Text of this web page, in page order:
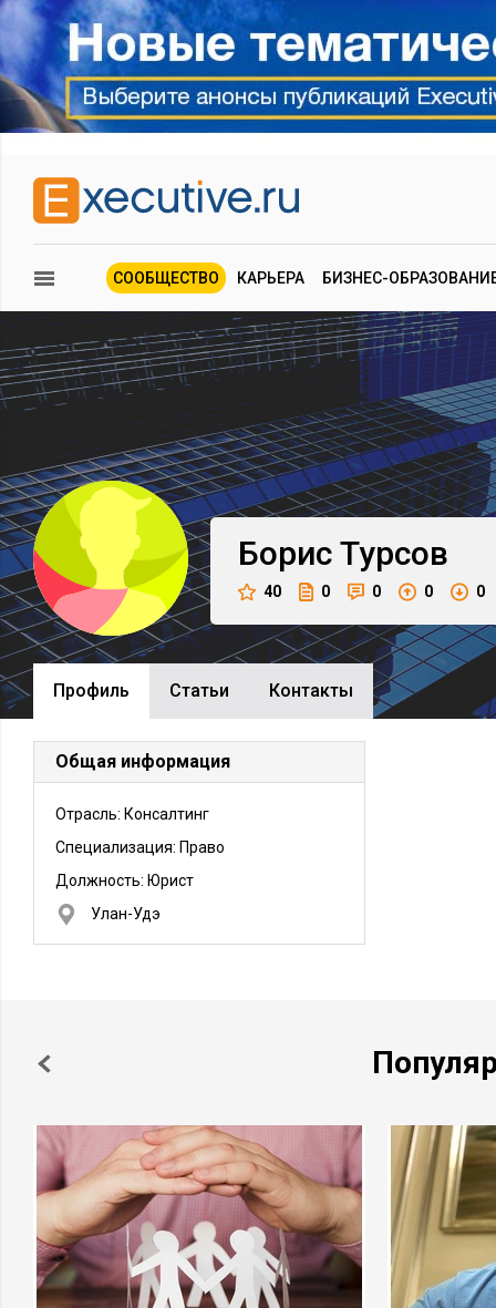
СООБЩЕСТВО КАРЬЕРА БИЗНЕС-
Борис Турсов
40 0 0 0 0
Профиль Cтатьи Контакты
Общая информация
Отрасль: Консалтинг
Специализация: Право
Должность: Юрист
Улан-Удэ